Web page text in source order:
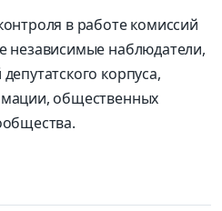
в работе комиссий
независимые наблюдатели,
корпуса,
общественных